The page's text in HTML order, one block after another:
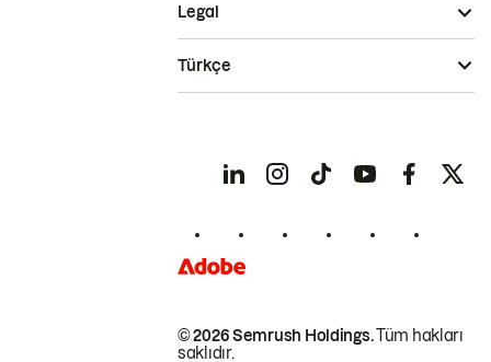
© 2026 Semrush Holdings.Tüm hakları
saklıdır.
Legal
Türkçe